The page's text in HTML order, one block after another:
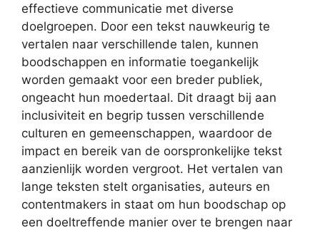
effectieve communicatie met diverse
doelgroepen. Door een tekst nauwkeurig te
vertalen naar verschillende talen, kunnen
boodschappen en informatie toegankelijk
worden gemaakt voor een breder publiek,
ongeacht hun moedertaal. Dit draagt bij aan
inclusiviteit en begrip tussen verschillende
culturen en gemeenschappen, waardoor de
impact en bereik van de oorspronkelijke tekst
aanzienlijk worden vergroot. Het vertalen van
lange teksten stelt organisaties, auteurs en
contentmakers in staat om hun boodschap op
een doeltreffende manier over te brengen naar